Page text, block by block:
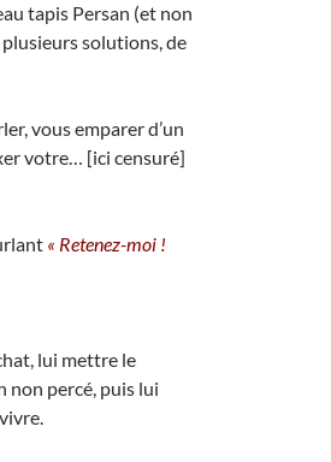
tapis Persan (et non
plusieurs solutions, de
vous emparer d’un
votre… [ici censuré]
« Retenez-moi !
lui mettre le
non percé, puis lui